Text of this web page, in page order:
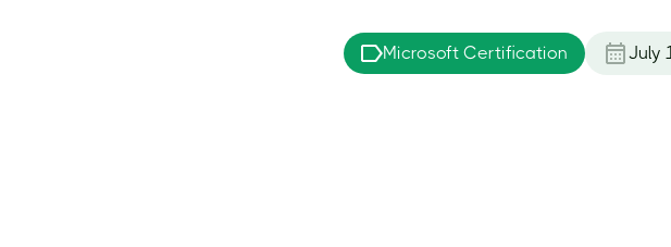
Microsoft Certification July